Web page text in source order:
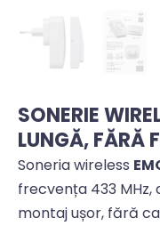
SONERIE
LUNGĂ, FĂRĂ
Soneria wireless
frecvența 433 MHz,
montaj ușor, fără